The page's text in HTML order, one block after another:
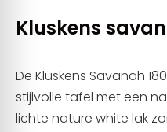
Kluskens
De Kluskens Savanah
stijlvolle tafel met een
lichte nature white lak